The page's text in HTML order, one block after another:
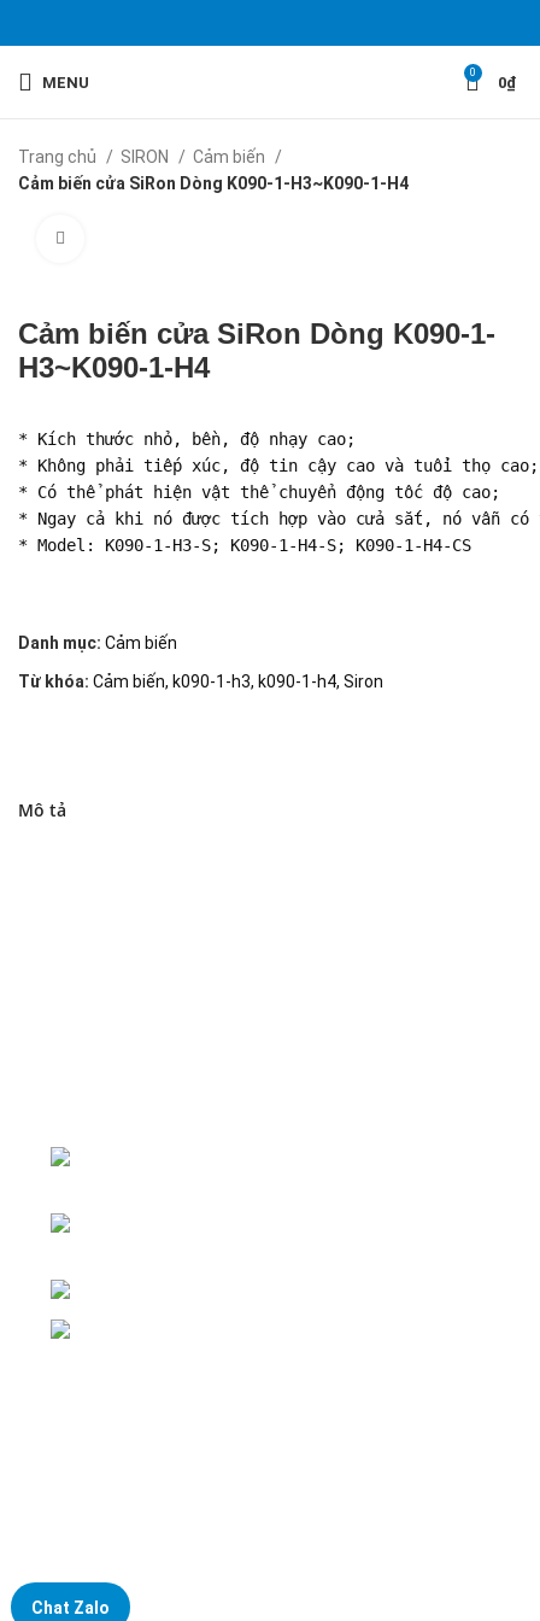
MENU
0
0₫
Trang chủ SIRON
Cảm biến
Cảm biến cửa SiRon Dòng K090-1-H3~K090-1-H4
Cảm biến cửa SiRon Dòng K090-1-
H3~K090-1-H4
* Kích thước nhỏ, bền, độ nhạy cao;
* Không phải tiếp xúc, độ tin cậy cao và tuổi thọ cao;
* Có thể phát hiện vật thể chuyển động tốc độ cao;
* Ngay cả khi nó được tích hợp vào cửa sắt, nó vẫn
* Model: K090-1-H3-S; K090-1-H4-S; K090-1-H4-CS
Danh mục: Cảm biến
Từ khóa: Cảm biến, k090-1-h3, k090-1-h4, Siron
Mô tả
Chat Zalo